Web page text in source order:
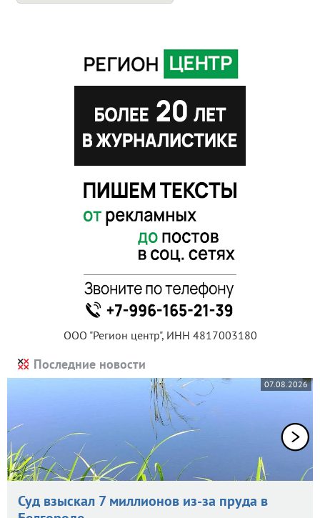
ООО "Регион центр", ИНН 4817003180
Последние новости
07.08.2026
Суд взыскал 7 миллионов из-за пруда в